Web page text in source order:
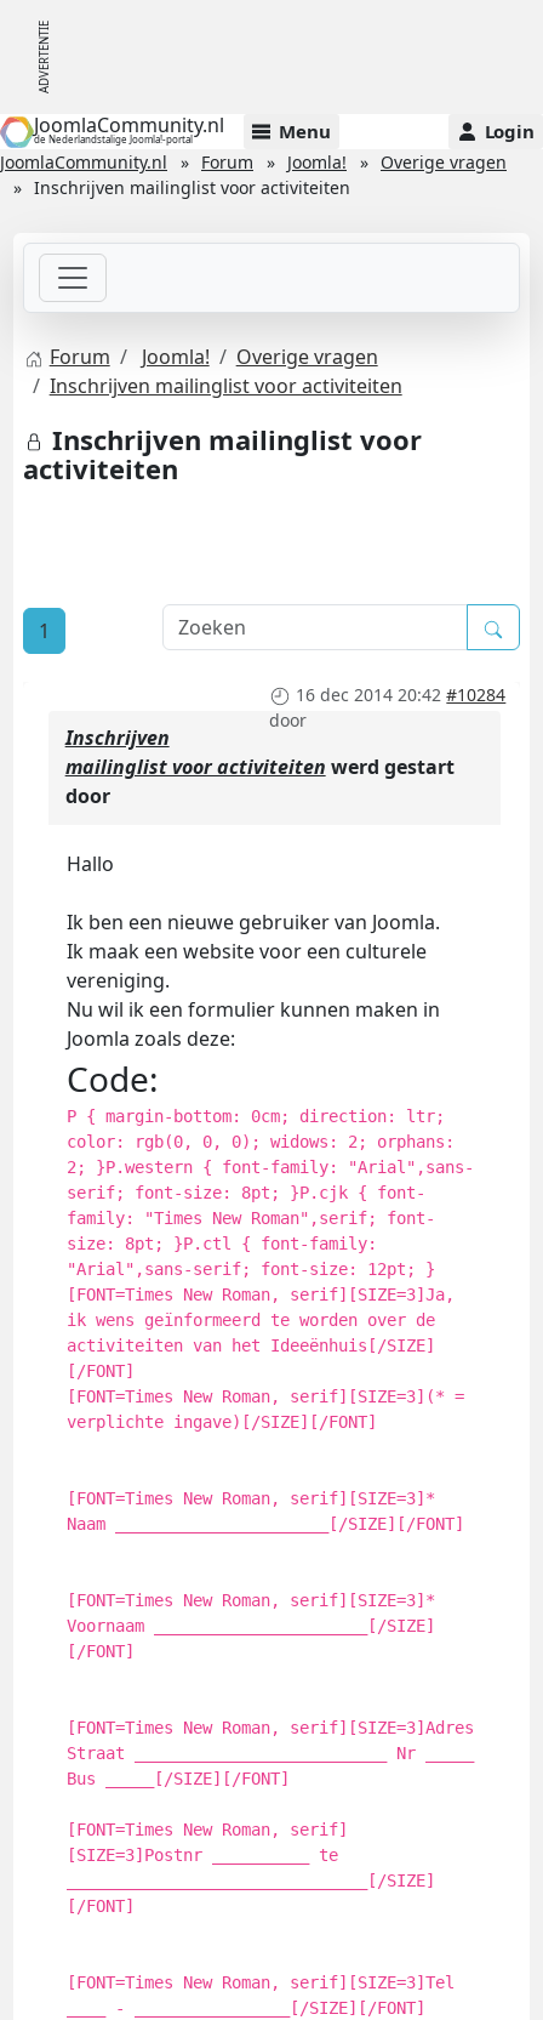
JoomlaCommunity.nl
de Nederlandstalige Joomla!-portal Menu Login
JoomlaCommunity.nl Forum Joomla!
Overige vragen
Inschrijven mailinglist voor activiteiten
Forum Joomla!
Overige vragen
Inschrijven mailinglist voor activiteiten
Inschrijven mailinglist voor
activiteiten
1
16 dec 2014 20:42 #10284
door
Inschrijven
mailinglist voor activiteiten werd gestart
door
Hallo
Ik ben een nieuwe gebruiker van Joomla.
Ik maak een website voor een culturele
vereniging.
Nu wil ik een formulier kunnen maken in
Joomla zoals deze:
Code:
P { margin-bottom: 0cm; direction: ltr;
color: rgb(0, 0, 0); widows: 2; orphans:
2; }P.western { font-family: "Arial",sans-
serif; font-size: 8pt; }P.cjk { font-
family: "Times New Roman",serif; font-
size: 8pt; }P.ctl { font-family:
"Arial",sans-serif; font-size: 12pt; }
[FONT=Times New Roman, serif][SIZE=3]Ja,
ik wens geïnformeerd te worden over de
activiteiten van het Ideeënhuis[/SIZE]
[/FONT]
[FONT=Times New Roman, serif][SIZE=3](* =
verplichte ingave)[/SIZE][/FONT]
[FONT=Times New Roman, serif][SIZE=3]*
Naam ______________________[/SIZE][/FONT]
[FONT=Times New Roman, serif][SIZE=3]*
Voornaam ______________________[/SIZE]
[/FONT]
[FONT=Times New Roman, serif][SIZE=3]Adres
Straat __________________________ Nr _____
Bus _____[/SIZE][/FONT]
[FONT=Times New Roman, serif]
[SIZE=3]Postnr __________ te
_______________________________[/SIZE]
[/FONT]
[FONT=Times New Roman, serif][SIZE=3]Tel
____ - ________________[/SIZE][/FONT]